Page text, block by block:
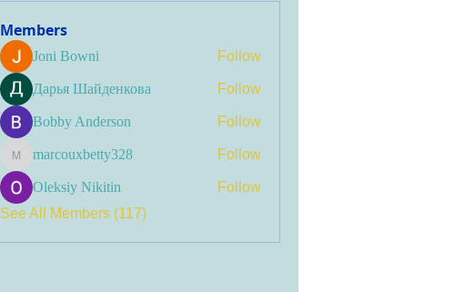
Members
Joni Bowni Follow
Дарья Шайденкова Follow
Bobby Anderson Follow
marcouxbetty328 Follow
Oleksiy Nikitin
Follow
See All Members (117)